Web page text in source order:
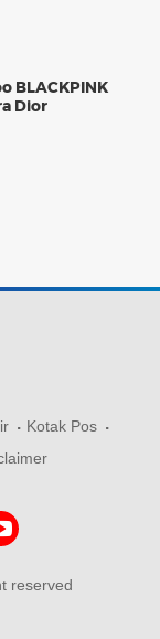
BLACKPINK
Dior
Kotak Pos
reserved